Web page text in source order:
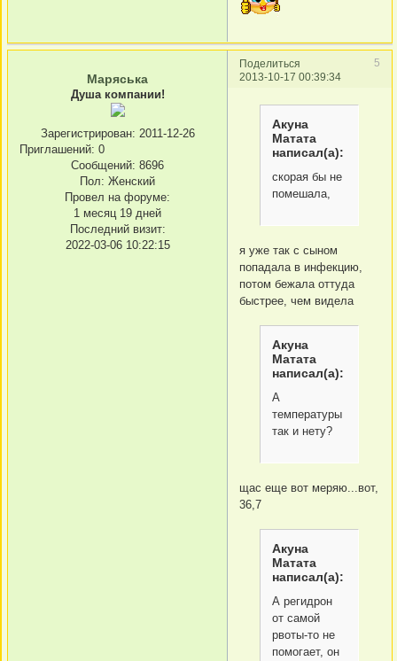
Поделиться
5
2013-10-17 00:39:34
Маряська
Душа компании!
Зарегистрирован: 2011-12-26
Приглашений: 0
Сообщений: 8696
Пол: Женский
Провел на форуме:
1 месяц 19 дней
Последний визит:
2022-03-06 10:22:15
Акуна
Матата
написал(а):
скорая бы не
помешала,
я уже так с сыном
попадала в инфекцию,
потом бежала оттуда
быстрее, чем видела
Акуна
Матата
написал(а):
А
температуры
так и нету?
щас еще вот меряю...вот,
36,7
Акуна
Матата
написал(а):
А регидрон
от самой
рвоты-то не
помогает, он